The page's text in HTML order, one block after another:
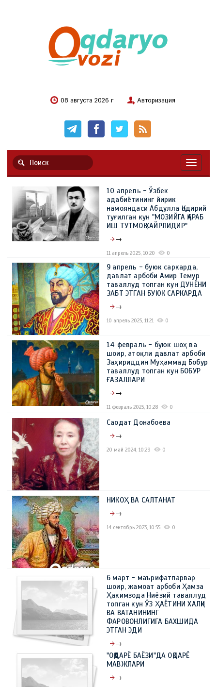
08 августа 2026 г Авторизация
10 апрель - Ўзбек
адабиётининг йирик
намояндаси Абдулла Қодирий
туғилган кун "МОЗИЙГА ҚАРАБ
ИШ ТУТМОҚ ХАЙРЛИДИР"
→
11 апрель 2025, 10:20 0
9 апрель - буюк саркарда,
давлат арбоби Амир Темур
таваллуд топган кун ДУНЁНИ
ЗАБТ ЭТГАН БУЮК САРКАРДА
→
10 апрель 2025, 11:21 0
14 февраль - буюк шоҳ ва
шоир, атоқли давлат арбоби
Заҳириддин Муҳаммад Бобур
таваллуд топган кун БОБУР
ҒАЗАЛЛАРИ
→
11 февраль 2025, 10:28 0
Саодат Донабоева
→
20 май 2024, 10:29 0
НИКОҲ ВА САЛТАНАТ
→
14 сентябрь 2023, 10:55 0
6 март - маърифатпарвар
шоир, жамоат арбоби Ҳамза
Ҳакимзода Ниёзий таваллуд
топган кун ЎЗ ҲАЁТИНИ ХАЛҚИ
ВА ВАТАНИНИНГ
ФАРОВОНЛИГИГА БАХШИДА
ЭТГАН ЭДИ
→
09 март 2023, 11:41 0
"OҚДАРЁ БАЁЗИ"ДА ОҚДАРЁ
МАВЖЛАРИ
→